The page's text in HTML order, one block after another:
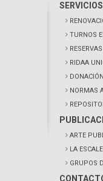
SERVICIOS
TURNOS
RIDAA
NORMAS
ARTE
LA
GRUPOS